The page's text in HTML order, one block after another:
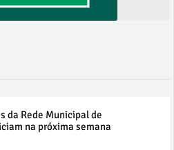
da Rede Municipal de
na próxima semana